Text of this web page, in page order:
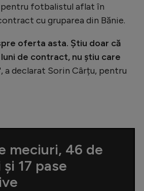
fotbalistul aflat în
cu gruparea din Bănie.
oferta asta. Știu doar că
de contract, nu știu care
, a declarat Sorin Cârțu, pentru
meciuri, 46 de
17 pase